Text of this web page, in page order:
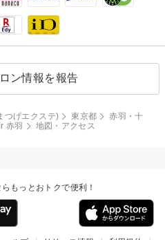
ン情報を報告
つげエクステ) 東京都
赤羽・十
赤羽 地図・アクセス
もっとおトクで便利！